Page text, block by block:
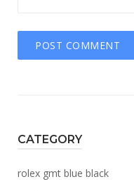
CATEGORY
rolex gmt blue black